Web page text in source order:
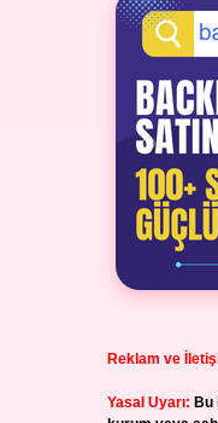
Reklam ve
Yasal Uyarı: Bu